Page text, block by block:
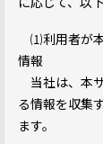
⑴利用者が本
情報
当社は、本
る情報を収集
ます。